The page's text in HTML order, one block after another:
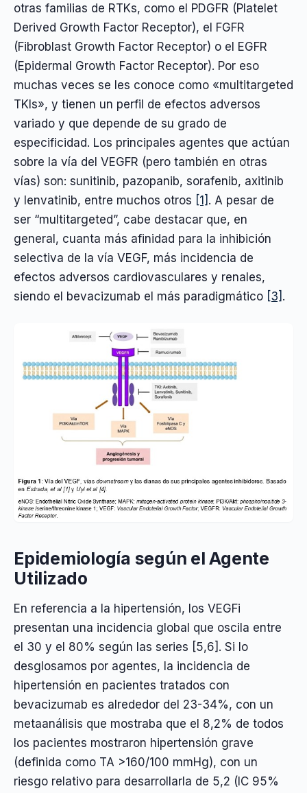
otras familias de RTKs, como el PDGFR (Platelet
Derived Growth Factor Receptor), el FGFR
(Fibroblast Growth Factor Receptor) o el EGFR
(Epidermal Growth Factor Receptor). Por eso
muchas veces se les conoce como «multitargeted
TKIs», y tienen un perfil de efectos adversos
variado y que depende de su grado de
especificidad. Los principales agentes que actúan
sobre la vía del VEGFR (pero también en otras
vías) son: sunitinib, pazopanib, sorafenib, axitinib
y lenvatinib, entre muchos otros [1] . A pesar de
ser “multitargeted”, cabe destacar que, en
general, cuanta más afinidad para la inhibición
selectiva de la vía VEGF, más incidencia de
efectos adversos cardiovasculares y renales,
siendo el bevacizumab el más paradigmático [3] .
Epidemiología según el Agente
Utilizado
En referencia a la hipertensión, los VEGFi
presentan una incidencia global que oscila entre
el 30 y el 80% según las series [5,6]. Si lo
desglosamos por agentes, la incidencia de
hipertensión en pacientes tratados con
bevacizumab es alrededor del 23-34%, con un
metaanálisis que mostraba que el 8,2% de todos
los pacientes mostraron hipertensión grave
(definida como TA >160/100 mmHg), con un
riesgo relativo para desarrollarla de 5,2 (IC 95%